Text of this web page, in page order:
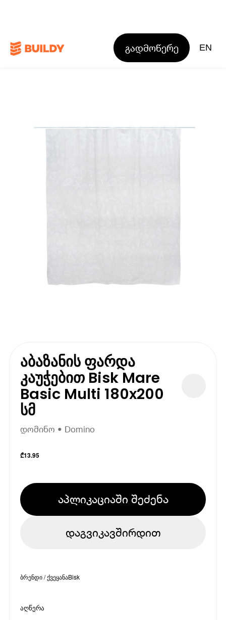
გადმოწერე EN
აბაზანის ფარდა
კაუჭებით Bisk Mare
Basic Multi 180x200
სმ
დომინო • Domino
₾13.95
აპლიკაციაში შეძენა
დაგვიკავშირდით
ბრენდი / ქვეყანაBisk
აღწერა